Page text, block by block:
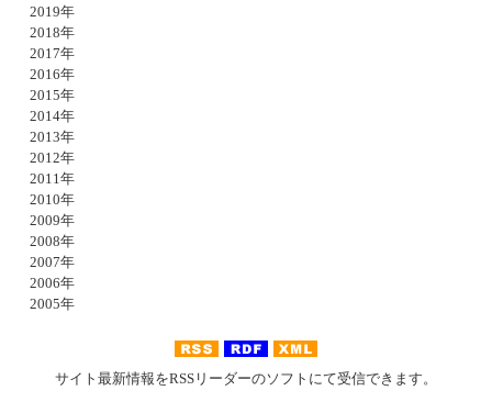
2019年
2018年
2017年
2016年
2015年
2014年
2013年
2012年
2011年
2010年
2009年
2008年
2007年
2006年
2005年
サイト最新情報をRSSリーダーのソフトにて受信できます。